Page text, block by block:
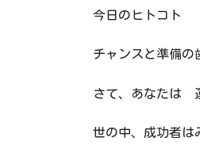
今日のヒトコト
チャンスと準備
さて、あなたは
世の中、成功者は